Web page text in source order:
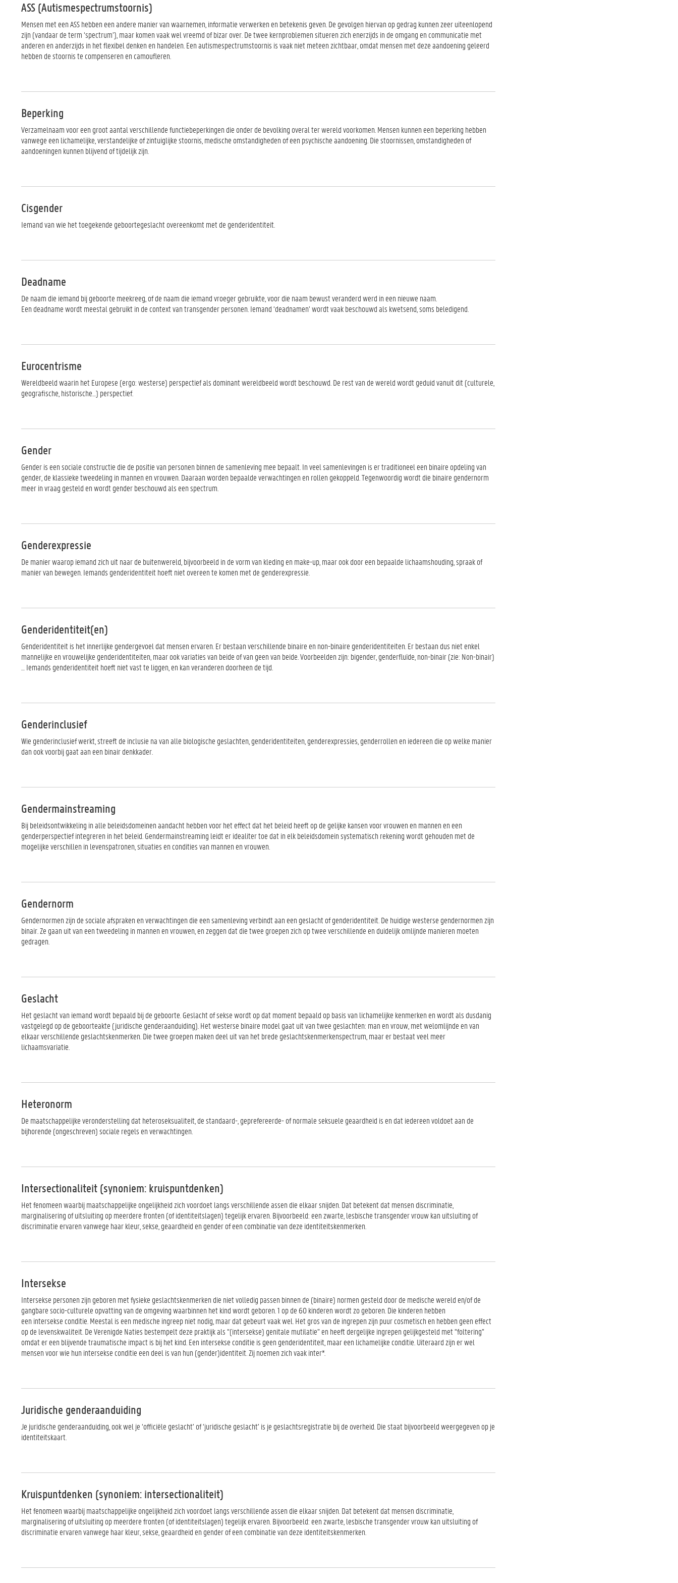
ASS (Autismespectrumstoornis)
Mensen met een ASS hebben een andere manier van waarnemen, informatie verwerken en betekenis geven. De gevolgen hiervan op gedrag kunnen zeer uiteenlopend
zijn (vandaar de term ‘spectrum’), maar komen vaak wel vreemd of bizar over. De twee kernproblemen situeren zich enerzijds in de omgang en communicatie met
anderen en anderzijds in het flexibel denken en handelen. Een autismespectrumstoornis is vaak niet meteen zichtbaar, omdat mensen met deze aandoening geleerd
hebben de stoornis te compenseren en camoufleren.
Beperking
Verzamelnaam voor een groot aantal verschillende functiebeperkingen die onder de bevolking overal ter wereld voorkomen. Mensen kunnen een beperking hebben
vanwege een lichamelijke, verstandelijke of zintuiglijke stoornis, medische omstandigheden of een psychische aandoening. Die stoornissen, omstandigheden of
aandoeningen kunnen blijvend of tijdelijk zijn.
Cisgender
Iemand van wie het toegekende geboortegeslacht overeenkomt met de genderidentiteit.
Deadname
De naam die iemand bij geboorte meekreeg, of de naam die iemand vroeger gebruikte, voor die naam bewust veranderd werd in een nieuwe naam.
Een deadname wordt meestal gebruikt in de context van transgender personen. Iemand ‘deadnamen’ wordt vaak beschouwd als kwetsend, soms beledigend.
Eurocentrisme
Wereldbeeld waarin het Europese (ergo: westerse) perspectief als dominant wereldbeeld wordt beschouwd. De rest van de wereld wordt geduid vanuit dit (culturele,
geografische, historische…) perspectief.
Gender
Gender is een sociale constructie die de positie van personen binnen de samenleving mee bepaalt. In veel samenlevingen is er traditioneel een binaire opdeling van
gender, de klassieke tweedeling in mannen en vrouwen. Daaraan worden bepaalde verwachtingen en rollen gekoppeld. Tegenwoordig wordt die binaire gendernorm
meer in vraag gesteld en wordt gender beschouwd als een spectrum.
Genderexpressie
De manier waarop iemand zich uit naar de buitenwereld, bijvoorbeeld in de vorm van kleding en make-up, maar ook door een bepaalde lichaamshouding, spraak of
manier van bewegen. Iemands genderidentiteit hoeft niet overeen te komen met de genderexpressie.
Genderidentiteit(en)
Genderidentiteit is het innerlijke gendergevoel dat mensen ervaren. Er bestaan verschillende binaire en non-binaire genderidentiteiten. Er bestaan dus niet enkel
mannelijke en vrouwelijke genderidentiteiten, maar ook variaties van beide of van geen van beide. Voorbeelden zijn: bigender, genderfluïde, non-binair (zie: Non-binair)
… Iemands genderidentiteit hoeft niet vast te liggen, en kan veranderen doorheen de tijd.
Genderinclusief
Wie genderinclusief werkt, streeft de inclusie na van alle biologische geslachten, genderidentiteiten, genderexpressies, genderrollen en iedereen die op welke manier
dan ook voorbij gaat aan een binair denkkader.
Gendermainstreaming
Bij beleidsontwikkeling in alle beleidsdomeinen aandacht hebben voor het effect dat het beleid heeft op de gelijke kansen voor vrouwen en mannen en een
genderperspectief integreren in het beleid. Gendermainstreaming leidt er idealiter toe dat in elk beleidsdomein systematisch rekening wordt gehouden met de
mogelijke verschillen in levenspatronen, situaties en condities van mannen en vrouwen.
Gendernorm
Gendernormen zijn de sociale afspraken en verwachtingen die een samenleving verbindt aan een geslacht of genderidentiteit. De huidige westerse gendernormen zijn
binair. Ze gaan uit van een tweedeling in mannen en vrouwen, en zeggen dat die twee groepen zich op twee verschillende en duidelijk omlijnde manieren moeten
gedragen.
Geslacht
Het geslacht van iemand wordt bepaald bij de geboorte. Geslacht of sekse wordt op dat moment bepaald op basis van lichamelijke kenmerken en wordt als dusdanig
vastgelegd op de geboorteakte (juridische genderaanduiding). Het westerse binaire model gaat uit van twee geslachten: man en vrouw, met welomlijnde en van
elkaar verschillende geslachtskenmerken. Die twee groepen maken deel uit van het brede geslachtskenmerkenspectrum, maar er bestaat veel meer
lichaamsvariatie.
Heteronorm
De maatschappelijke veronderstelling dat heteroseksualiteit, de standaard-, geprefereerde- of normale seksuele geaardheid is en dat iedereen voldoet aan de
bijhorende (ongeschreven) sociale regels en verwachtingen.
Intersectionaliteit (synoniem: kruispuntdenken)
Het fenomeen waarbij maatschappelijke ongelijkheid zich voordoet langs verschillende assen die elkaar snijden. Dat betekent dat mensen discriminatie,
marginalisering of uitsluiting op meerdere fronten (of identiteitslagen) tegelijk ervaren. Bijvoorbeeld: een zwarte, lesbische transgender vrouw kan uitsluiting of
discriminatie ervaren vanwege haar kleur, sekse, geaardheid en gender of een combinatie van deze identiteitskenmerken.
Intersekse
Intersekse personen zijn geboren met fysieke geslachtskenmerken die niet volledig passen binnen de (binaire) normen gesteld door de medische wereld en/of de
gangbare socio-culturele opvatting van de omgeving waarbinnen het kind wordt geboren. 1 op de 60 kinderen wordt zo geboren. Die kinderen hebben
een intersekse conditie. Meestal is een medische ingreep niet nodig, maar dat gebeurt vaak wel. Het gros van de ingrepen zijn puur cosmetisch en hebben geen effect
op de levenskwaliteit. De Verenigde Naties bestempelt deze praktijk als “(intersekse) genitale mutilatie” en heeft dergelijke ingrepen gelijkgesteld met “foltering”
omdat er een blijvende traumatische impact is bij het kind. Een intersekse conditie is geen genderidentiteit, maar een lichamelijke conditie. Uiteraard zijn er wel
mensen voor wie hun intersekse conditie een deel is van hun (gender)identiteit. Zij noemen zich vaak inter*.
Juridische genderaanduiding
Je juridische genderaanduiding, ook wel je ‘officiële geslacht’ of ‘juridische geslacht’ is je geslachtsregistratie bij de overheid. Die staat bijvoorbeeld weergegeven op je
identiteitskaart.
Kruispuntdenken (synoniem: intersectionaliteit)
Het fenomeen waarbij maatschappelijke ongelijkheid zich voordoet langs verschillende assen die elkaar snijden. Dat betekent dat mensen discriminatie,
marginalisering of uitsluiting op meerdere fronten (of identiteitslagen) tegelijk ervaren. Bijvoorbeeld: een zwarte, lesbische transgender vrouw kan uitsluiting of
discriminatie ervaren vanwege haar kleur, sekse, geaardheid en gender of een combinatie van deze identiteitskenmerken.